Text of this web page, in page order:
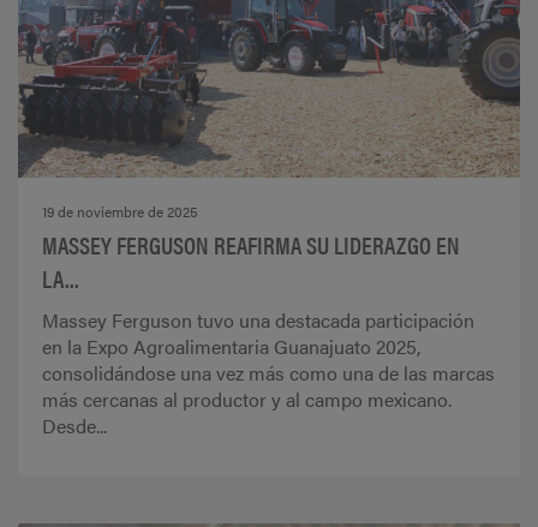
19 de noviembre de 2025
MASSEY FERGUSON REAFIRMA SU LIDERAZGO EN
LA...
Massey Ferguson tuvo una destacada participación
en la Expo Agroalimentaria Guanajuato 2025,
consolidándose una vez más como una de las marcas
más cercanas al productor y al campo mexicano.
Desde...